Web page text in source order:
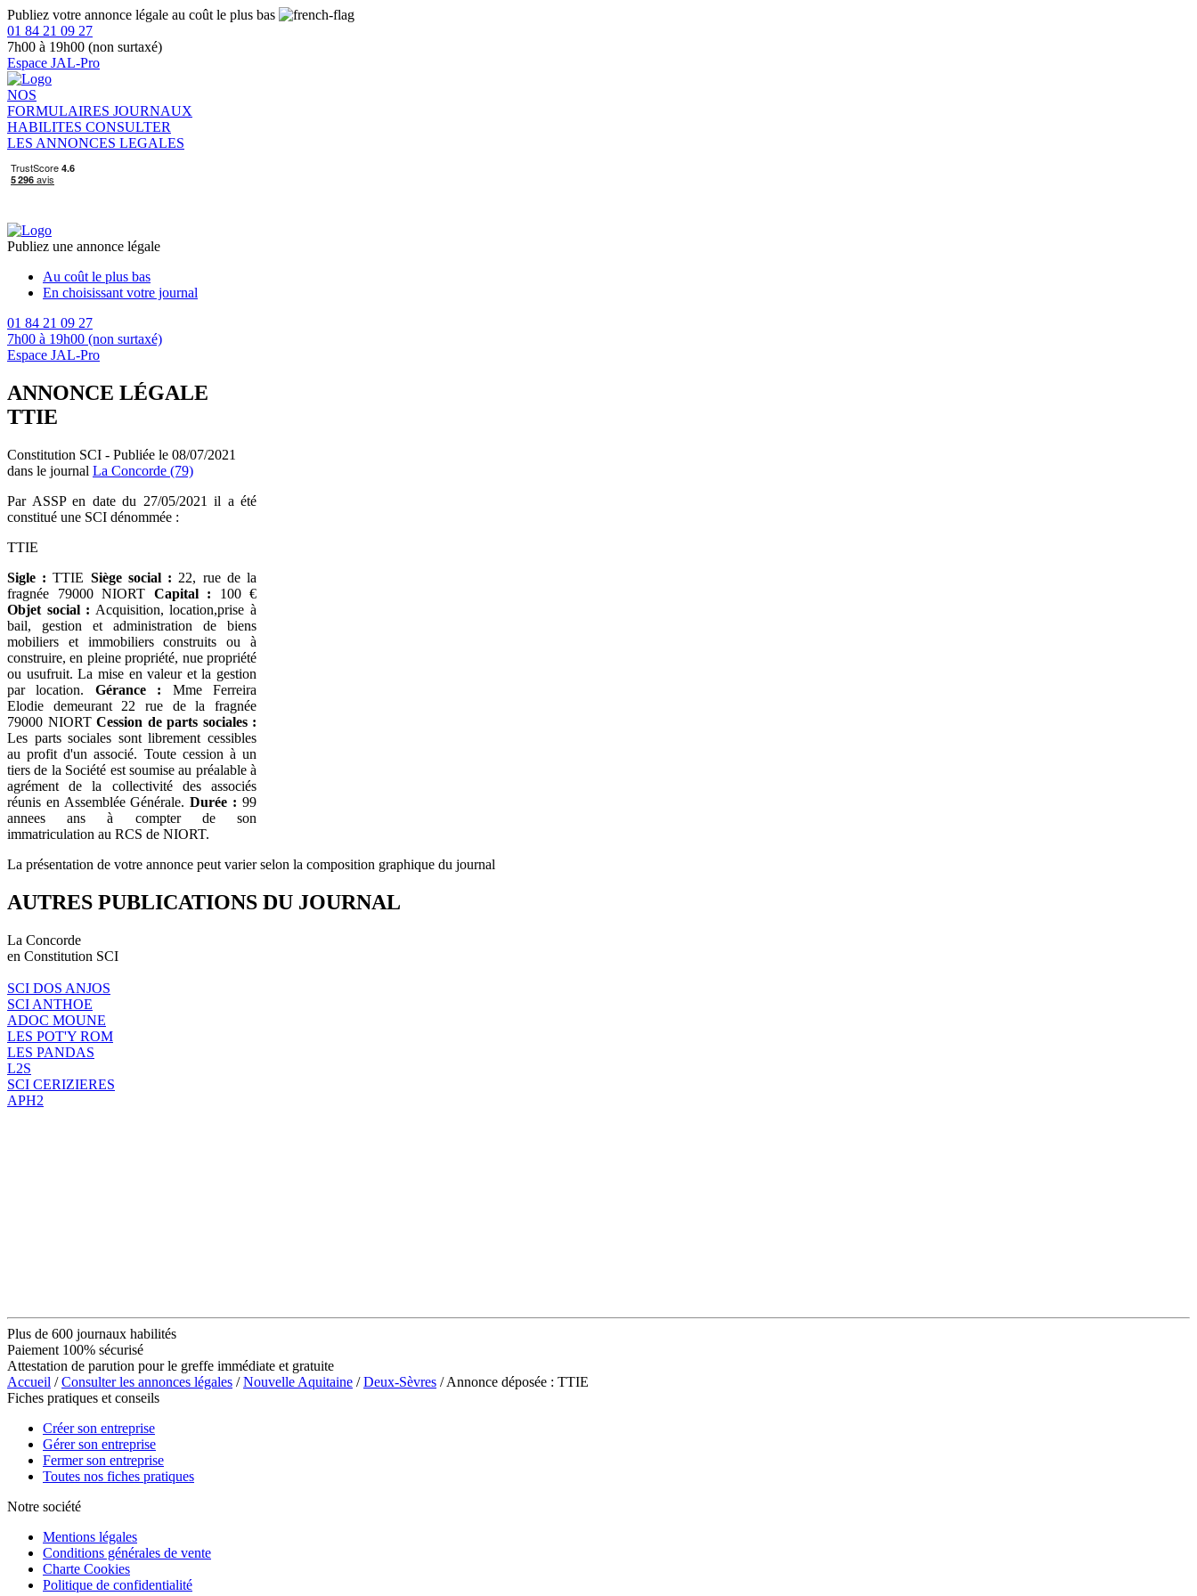
Publiez votre annonce légale au coût le plus bas
01 84 21 09 27
7h00 à 19h00 (non surtaxé)
Espace JAL-Pro
NOS
FORMULAIRES JOURNAUX
HABILITES CONSULTER
LES ANNONCES LEGALES
Publiez une annonce légale
Au coût le plus bas
En choisissant votre journal
01 84 21 09 27
7h00 à 19h00 (non surtaxé)
Espace JAL-Pro
ANNONCE LÉGALE
TTIE
Constitution SCI - Publiée le 08/07/2021
dans le journal La Concorde (79)
Par ASSP en date du 27/05/2021 il a été
constitué une SCI dénommée :
TTIE
Sigle : TTIE Siège social : 22, rue de la
fragnée 79000 NIORT Capital : 100 €
Objet social : Acquisition, location,prise à
bail, gestion et administration de biens
mobiliers et immobiliers construits ou à
construire, en pleine propriété, nue propriété
ou usufruit. La mise en valeur et la gestion
par location. Gérance : Mme Ferreira
Elodie demeurant 22 rue de la fragnée
79000 NIORT Cession de parts sociales :
Les parts sociales sont librement cessibles
au profit d'un associé. Toute cession à un
tiers de la Société est soumise au préalable à
agrément de la collectivité des associés
réunis en Assemblée Générale.Durée : 99
annees ans à compter de son
immatriculation au RCS de NIORT.
La présentation de votre annonce peut varier selon la composition graphique du journal
AUTRES PUBLICATIONS DU JOURNAL
La Concorde
en Constitution SCI
SCI DOS ANJOS
SCI ANTHOE
ADOC MOUNE
LES POT'Y ROM
LES PANDAS
L2S
SCI CERIZIERES
APH2
Plus de 600 journaux habilités
Paiement 100% sécurisé
Attestation de parution pour le greffe immédiate et gratuite
Accueil /Consulter les annonces légales /Nouvelle Aquitaine /Deux-Sèvres / Annonce déposée : TTIE
Fiches pratiques et conseils
Créer son entreprise
Gérer son entreprise
Fermer son entreprise
Toutes nos fiches pratiques
Notre société
Mentions légales
Conditions générales de vente
Charte Cookies
Politique de confidentialité